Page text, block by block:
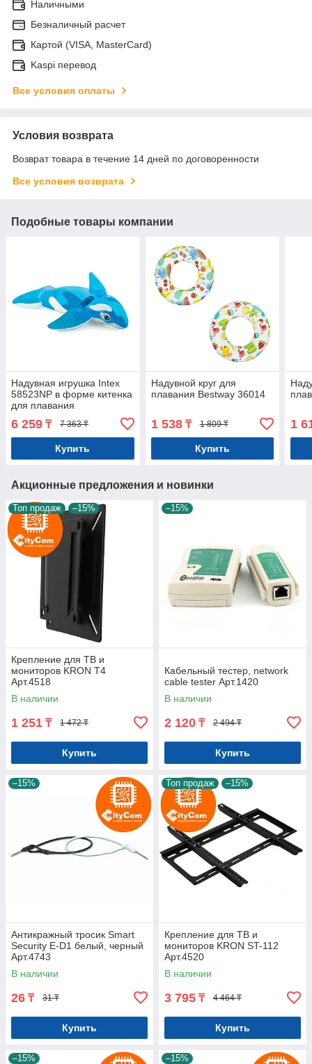
Наличными
Безналичный расчет
Картой (VISA, MasterCard)
Kaspi перевод
Все условия оплаты
Условия возврата
Возврат товара в течение 14 дней по договоренности
Все условия возврата
Подобные товары компании
Надувная игрушка Intex
58523NP в форме китенка
для плавания
6 259 ₸ 7 363 ₸
Купить
Надувной круг для
плавания Bestway 36014
1 538₸ 1 809 ₸
Купить
1
Акционные предложения и новинки
Топ продаж –15%
Крепление для ТВ и
мониторов KRON T4
Арт.4518
В наличии
1 251 ₸ 1 472 ₸
Купить
–15%
Кабельный тестер, network
cable tester Арт.1420
В наличии
2 120 ₸ 2 494 ₸
Купить
–15%
Антикражный тросик Smart
Security E-D1 белый, черный
Арт.4743
В наличии
26 ₸ 31 ₸
Купить
Топ продаж –15%
Крепление для ТВ и
мониторов KRON ST-112
Арт.4520
В наличии
3 795 ₸ 4 464 ₸
Купить
–15% –15%